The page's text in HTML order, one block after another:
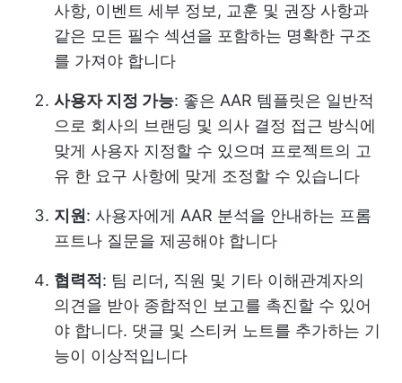
사항, 이벤트 세부 정보, 교훈 및 권장 사항과
같은 모든 필수 섹션을 포함하는 명확한 구조
를 가져야 합니다
사용자 지정 가능: 좋은 AAR 템플릿은 일반적
으로 회사의 브랜딩 및 의사 결정 접근 방식에
맞게 사용자 지정할 수 있으며 프로젝트의 고
유 한 요구 사항에 맞게 조정할 수 있습니다
지원 : 사용자에게 AAR 분석을 안내하는 프롬
프트나 질문을 제공해야 합니다
협력적 : 팀 리더, 직원 및 기타 이해관계자의
의견을 받아 종합적인 보고를 촉진할 수 있어
야 합니다. 댓글 및 스티커 노트를 추가하는 기
능이 이상적입니다